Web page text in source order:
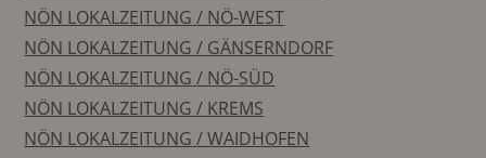
NÖN LOKALZEITUNG / NÖ-WEST
NÖN LOKALZEITUNG / GÄNSERNDORF
NÖN LOKALZEITUNG / NÖ-SÜD
NÖN LOKALZEITUNG / KREMS
NÖN LOKALZEITUNG / WAIDHOFEN